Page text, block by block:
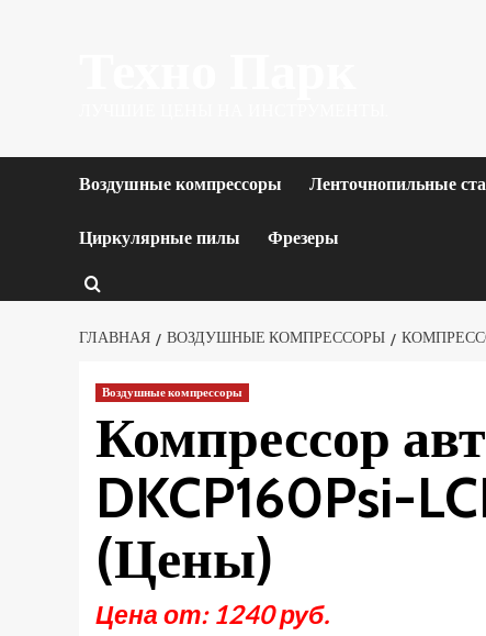
Воздушные компрессоры Ленточнопильные
Циркулярные пилы Фрезеры
ГЛАВНАЯ ВОЗДУШНЫЕ КОМПРЕССОРЫ
Воздушные компрессоры
Компрессор
DKCP160Psi-
(Цены)
Цена от: 1240 руб.